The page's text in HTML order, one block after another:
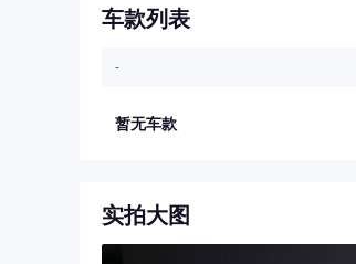
车款列表
-
暂无车款
实拍大图